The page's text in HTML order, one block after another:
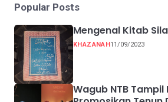
Popular Posts
Mengenal Kitab
KHAZANAH11/09/2023
Wagub NTB Tampil